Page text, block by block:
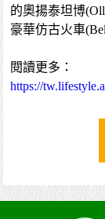
的奧揚泰坦博
豪華仿古火車
閱讀更多：
https://